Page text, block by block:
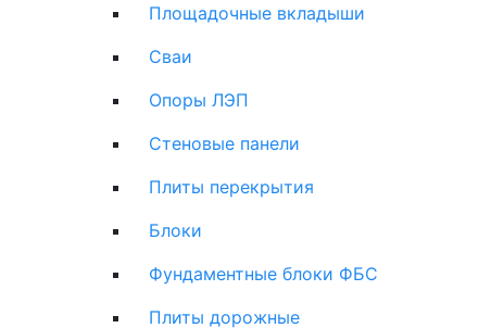
Площадочные вкладыши
Сваи
Опоры ЛЭП
Стеновые панели
Плиты перекрытия
Блоки
Фундаментные блоки ФБС
Плиты дорожные